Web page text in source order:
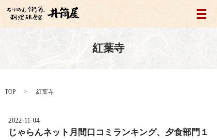
メ
紅葉寺
TOP 紅葉寺
2022-11-04
じゃらんネット月間口コミランキング、夕食部門１